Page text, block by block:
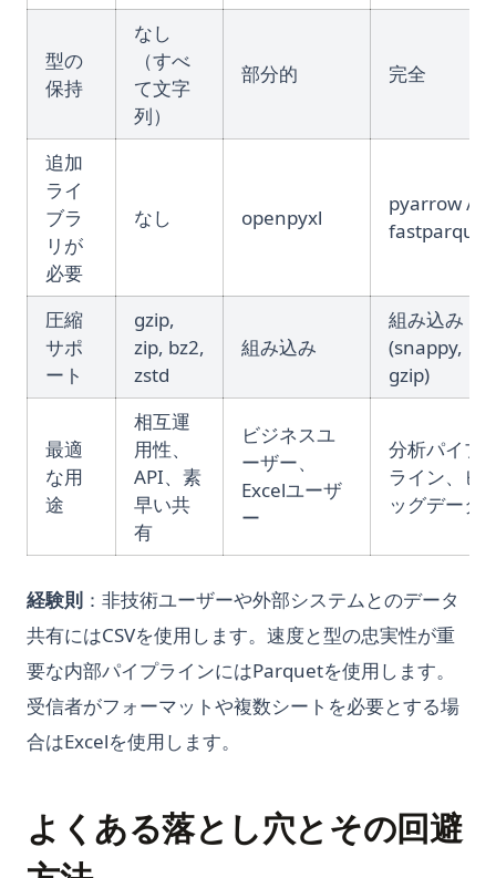
型の
保持
なし
（すべ
て文字
列）
部分的 完全
追加
ライ
ブラ
リが
必要
なし openpyxl
pyarrow /
fastparquet
圧縮
サポ
ート
gzip,
zip, bz2,
zstd
組み込み
組み込み
(snappy,
gzip)
最適
な用
途
相互運
用性、
API、素
早い共
有
ビジネスユ
ーザー、
Excelユーザ
ー
分析パイプ
ライン、ビ
ッグデータ
経験則 ：非技術ユーザーや外部システムとのデータ
共有にはCSVを使用します。速度と型の忠実性が重
要な内部パイプラインにはParquetを使用します。
受信者がフォーマットや複数シートを必要とする場
合はExcelを使用します。
よくある落とし穴とその回避